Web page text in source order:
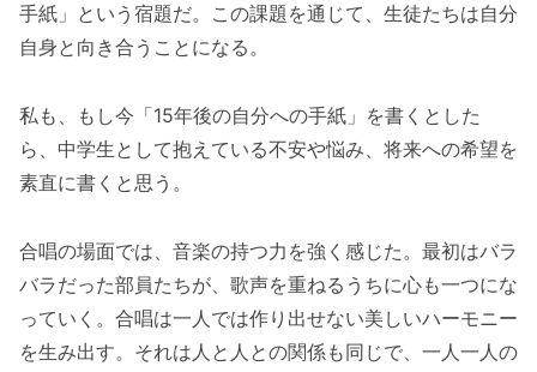
手紙」という宿題だ。この課題を通じて、生徒たちは自分
自身と向き合うことになる。
私も、もし今「15年後の自分への手紙」を書くとした
ら、中学生として抱えている不安や悩み、将来への希望を
素直に書くと思う。
合唱の場面では、音楽の持つ力を強く感じた。最初はバラ
バラだった部員たちが、歌声を重ねるうちに心も一つにな
っていく。合唱は一人では作り出せない美しいハーモニー
を生み出す。それは人と人との関係も同じで、一人一人の